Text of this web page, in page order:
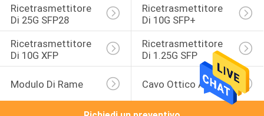
Ricetrasmettitore
Di 25G SFP28
Ricetrasmettitore
Di 10G SFP+
Ricetrasmettitore
Di 10G XFP
Ricetrasmettitore
Di 1.25G SFP
Modulo Di Rame Cavo Ottico Attivo